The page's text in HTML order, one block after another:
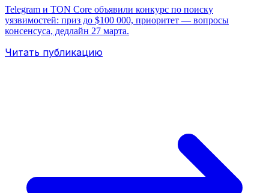
Telegram и TON Core объявили конкурс по поиску
уязвимостей: приз до $100 000, приоритет — вопросы
консенсуса, дедлайн 27 марта.
Читать публикацию